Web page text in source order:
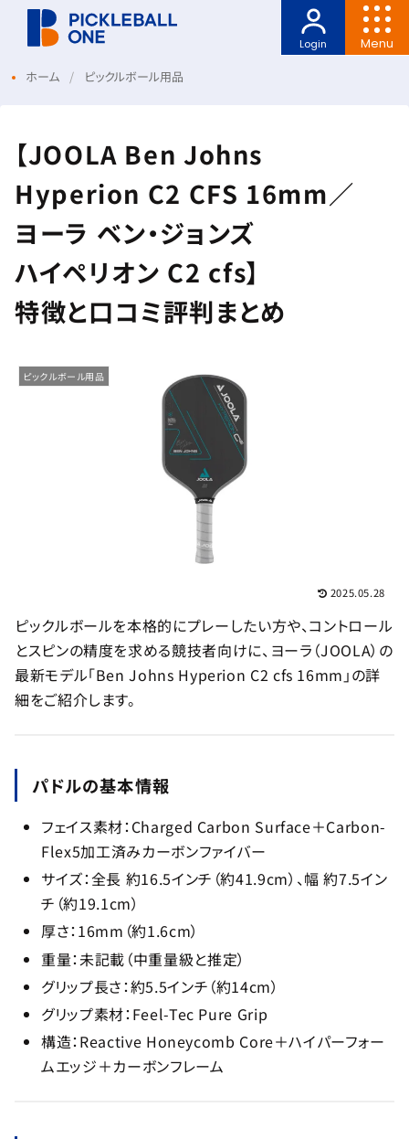
Menu
Login
ホーム ピックルボール用品
【JOOLA Ben Johns
Hyperion C2 CFS 16mm／
ヨーラ ベン・ジョンズ
ハイペリオン C2 cfs】
特徴と口コミ評判まとめ
ピックルボール用品
2025.05.28
ピックルボールを本格的にプレーしたい方や、コントロール
とスピンの精度を求める競技者向けに、ヨーラ（JOOLA）の
最新モデル「Ben Johns Hyperion C2 cfs 16mm」の詳
細をご紹介します。
パドルの基本情報
フェイス素材：Charged Carbon Surface＋Carbon-
Flex5加工済みカーボンファイバー
サイズ：全長 約16.5インチ（約41.9cm）、幅 約7.5イン
チ（約19.1cm）
厚さ：16mm（約1.6cm）
重量：未記載（中重量級と推定）
グリップ長さ：約5.5インチ（約14cm）
グリップ素材：Feel-Tec Pure Grip
構造：Reactive Honeycomb Core＋ハイパーフォー
ムエッジ＋カーボンフレーム